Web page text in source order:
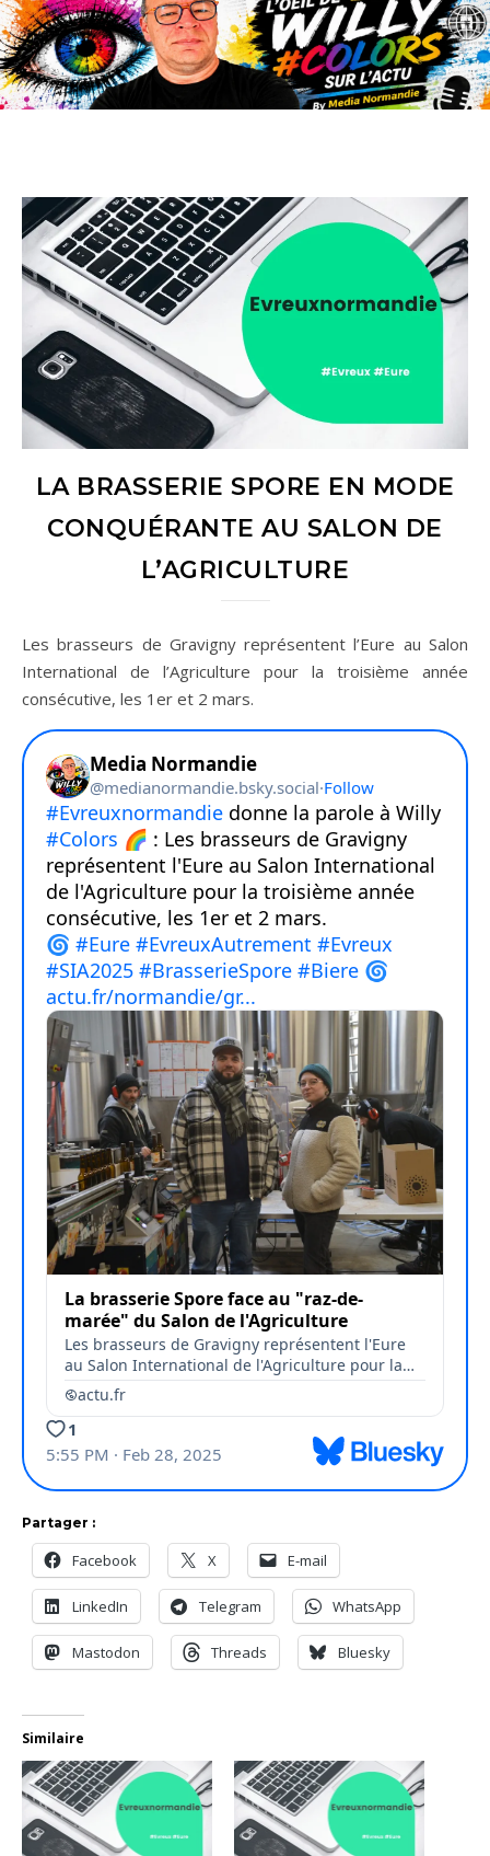
LA BRASSERIE SPORE EN MODE
CONQUÉRANTE AU SALON DE
L’AGRICULTURE
Les brasseurs de Gravigny représentent l’Eure au Salon
International de l’Agriculture pour la troisième année
consécutive, les 1er et 2 mars.
Partager :
Facebook X E-mail
LinkedIn Telegram WhatsApp
Mastodon Threads Bluesky
Similaire